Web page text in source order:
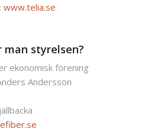
www.telia.se
man styrelsen?
ekonomisk förening
Andersson